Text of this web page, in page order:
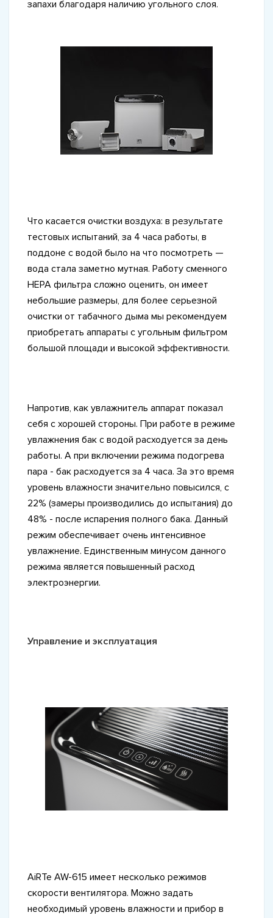
запахи благодаря наличию угольного слоя.
Что касается очистки воздуха: в результате
тестовых испытаний, за 4 часа работы, в
поддоне с водой было на что посмотреть —
вода стала заметно мутная. Работу сменного
НЕРА фильтра сложно оценить, он имеет
небольшие размеры, для более серьезной
очистки от табачного дыма мы рекомендуем
приобретать аппараты с угольным фильтром
большой площади и высокой эффективности.
Напротив, как увлажнитель аппарат показал
себя с хорошей стороны. При работе в режиме
увлажнения бак с водой расходуется за день
работы. А при включении режима подогрева
пара - бак расходуется за 4 часа. За это время
уровень влажности значительно повысился, с
22% (замеры производились до испытания) до
48% - после испарения полного бака. Данный
режим обеспечивает очень интенсивное
увлажнение. Единственным минусом данного
режима является повышенный расход
электроэнергии.
Управление и эксплуатация
AiRTe AW-615 имеет несколько режимов
скорости вентилятора. Можно задать
необходимый уровень влажности и прибор в